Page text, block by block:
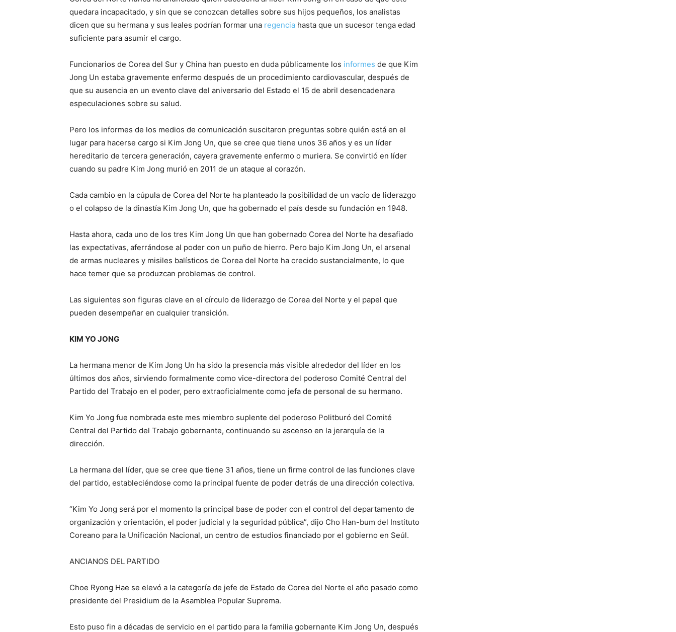
quedara incapacitado, y sin que se conozcan detalles sobre sus hijos pequeños, los analistas
dicen que su hermana y sus leales podrían formar una regencia hasta que un sucesor tenga edad
suficiente para asumir el cargo.
Funcionarios de Corea del Sur y China han puesto en duda públicamente los informes de que Kim
Jong Un estaba gravemente enfermo después de un procedimiento cardiovascular, después de
que su ausencia en un evento clave del aniversario del Estado el 15 de abril desencadenara
especulaciones sobre su salud.
Pero los informes de los medios de comunicación suscitaron preguntas sobre quién está en el
lugar para hacerse cargo si Kim Jong Un, que se cree que tiene unos 36 años y es un líder
hereditario de tercera generación, cayera gravemente enfermo o muriera. Se convirtió en líder
cuando su padre Kim Jong murió en 2011 de un ataque al corazón.
Cada cambio en la cúpula de Corea del Norte ha planteado la posibilidad de un vacío de liderazgo
o el colapso de la dinastía Kim Jong Un, que ha gobernado el país desde su fundación en 1948.
Hasta ahora, cada uno de los tres Kim Jong Un que han gobernado Corea del Norte ha desafiado
las expectativas, aferrándose al poder con un puño de hierro. Pero bajo Kim Jong Un, el arsenal
de armas nucleares y misiles balísticos de Corea del Norte ha crecido sustancialmente, lo que
hace temer que se produzcan problemas de control.
Las siguientes son figuras clave en el círculo de liderazgo de Corea del Norte y el papel que
pueden desempeñar en cualquier transición.
KIM YO JONG
La hermana menor de Kim Jong Un ha sido la presencia más visible alrededor del líder en los
últimos dos años, sirviendo formalmente como vice-directora del poderoso Comité Central del
Partido del Trabajo en el poder, pero extraoficialmente como jefa de personal de su hermano.
Kim Yo Jong fue nombrada este mes miembro suplente del poderoso Politburó del Comité
Central del Partido del Trabajo gobernante, continuando su ascenso en la jerarquía de la
dirección.
La hermana del líder, que se cree que tiene 31 años, tiene un firme control de las funciones clave
del partido, estableciéndose como la principal fuente de poder detrás de una dirección colectiva.
“Kim Yo Jong será por el momento la principal base de poder con el control del departamento de
organización y orientación, el poder judicial y la seguridad pública”, dijo Cho Han-bum del Instituto
Coreano para la Unificación Nacional, un centro de estudios financiado por el gobierno en Seúl.
ANCIANOS DEL PARTIDO
Choe Ryong Hae se elevó a la categoría de jefe de Estado de Corea del Norte el año pasado como
presidente del Presidium de la Asamblea Popular Suprema.
Esto puso fin a décadas de servicio en el partido para la familia gobernante Kim Jong Un, después